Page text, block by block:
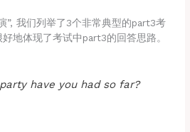
”, 我们列举了3个非常典型的part3考
地体现了考试中part3的回答思路。
have you had so far?